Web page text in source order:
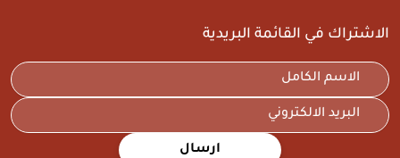
الاشتراك في القائمة البريدية
ارسال